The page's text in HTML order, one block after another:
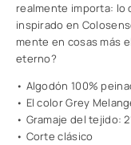
realmente importa: lo
inspirado en
mente en cosas más
eterno?
• Algodón 100%
• El color Grey
• Gramaje del tejido:
• Corte clásico